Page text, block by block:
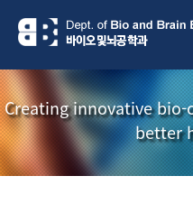
Creating innovative
better